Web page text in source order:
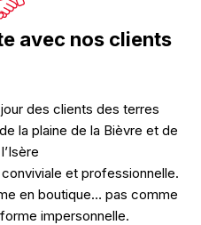
avec nos clients
des clients des terres
la plaine de la Bièvre et de
et professionnelle.
en boutique… pas comme
impersonnelle.